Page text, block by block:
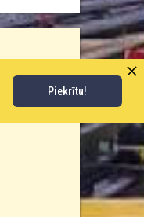
Piekrītu!